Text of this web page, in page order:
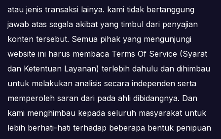
atau jenis transaksi lainya. kami tidak bertanggung
jawab atas segala akibat yang timbul dari penyajian
konten tersebut. Semua pihak yang mengunjungi
website ini harus membaca Terms Of Service (Syarat
dan Ketentuan Layanan) terlebih dahulu dan dihimbau
untuk melakukan analisis secara independen serta
memperoleh saran dari pada ahli dibidangnya. Dan
kami menghimbau kepada seluruh masyarakat untuk
lebih berhati-hati terhadap beberapa bentuk penipuan